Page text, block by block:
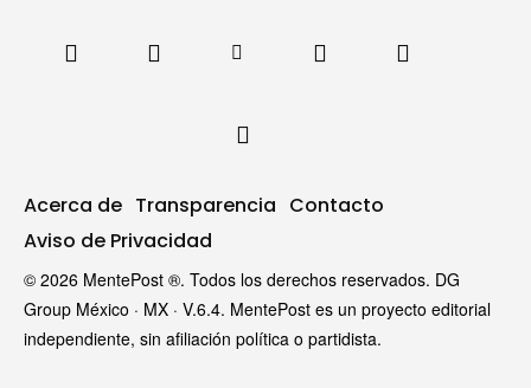
Acerca de Transparencia Contacto
Aviso de Privacidad
© 2026 MentePost ®. Todos los derechos reservados. DG
Group México · MX · V.6.4. MentePost es un proyecto editorial
independiente, sin afiliación política o partidista.